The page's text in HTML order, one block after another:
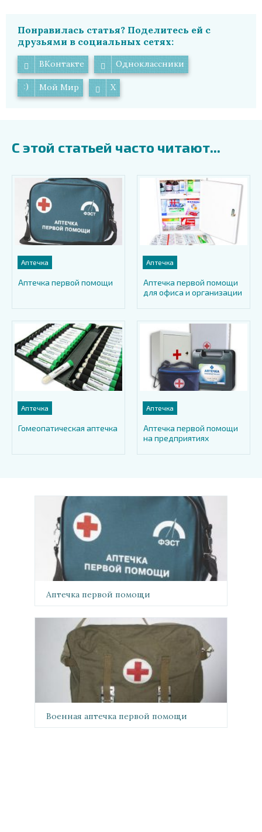
Понравилась статья? Поделитесь ей с
друзьями в социальных сетях:
ВКонтакте Одноклассники
Мой Мир X
С этой статьей часто читают...
Аптечка
Аптечка первой помощи
Аптечка
Аптечка первой помощи
для офиса и организации
Аптечка
Гомеопатическая аптечка
Аптечка
Аптечка первой помощи
на предприятиях
Аптечка первой помощи
Военная аптечка первой помощи